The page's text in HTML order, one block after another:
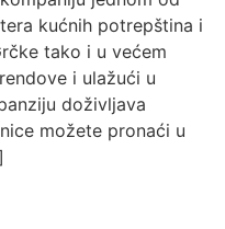
kućnih potrepština i
tako i u većem
i ulažući u
doživljava
možete pronaći u